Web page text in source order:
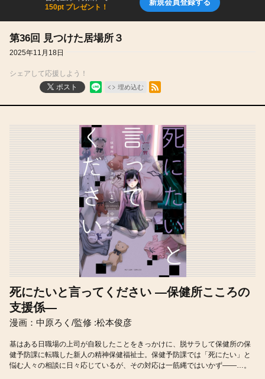
150pt プレゼント！
新規会員登録する
第36回 見つけた居場所３
2025年11月18日
シェアして応援しよう！
ポスト
埋め込む
RSSフィード
死にたいと言ってください ―保健所こころの
支援係―
漫画：中原ろく/監修 :松本俊彦
基はある日職場の上司が自殺したことをきっかけに、脱サラして保健所の保
健予防課に転職した新人の精神保健福祉士。保健予防課では「死にたい」と
悩む人々の相談に日々応じているが、その対応は一筋縄ではいかず――…。